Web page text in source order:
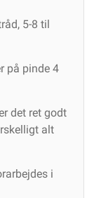
5-8 til
på pinde 4
det ret godt
alt
i